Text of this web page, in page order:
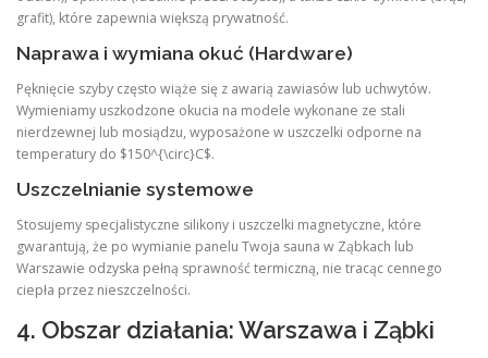
grafit), które zapewnia większą prywatność.
Naprawa i wymiana okuć (Hardware)
Pęknięcie szyby często wiąże się z awarią zawiasów lub uchwytów.
Wymieniamy uszkodzone okucia na modele wykonane ze stali
nierdzewnej lub mosiądzu, wyposażone w uszczelki odporne na
temperatury do $150^{\circ}C$.
Uszczelnianie systemowe
Stosujemy specjalistyczne silikony i uszczelki magnetyczne, które
gwarantują, że po wymianie panelu Twoja sauna w Ząbkach lub
Warszawie odzyska pełną sprawność termiczną, nie tracąc cennego
ciepła przez nieszczelności.
4. Obszar działania: Warszawa i Ząbki